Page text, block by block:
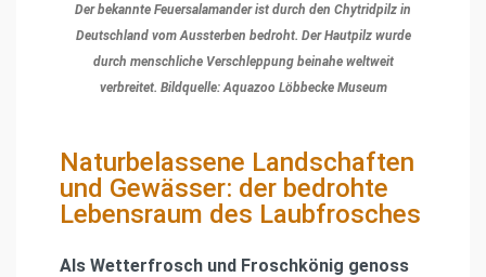
Der bekannte Feuersalamander ist durch den Chytridpilz in
Deutschland vom Aussterben bedroht. Der Hautpilz wurde
durch menschliche Verschleppung beinahe weltweit
verbreitet. Bildquelle: Aquazoo Löbbecke Museum
Naturbelassene Landschaften
und Gewässer: der bedrohte
Lebensraum des Laubfrosches
Als Wetterfrosch und Froschkönig genoss